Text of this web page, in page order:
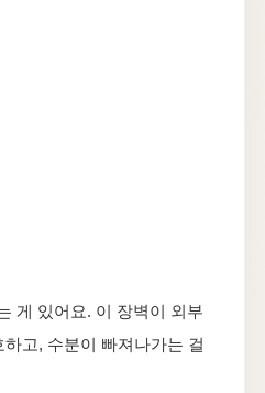
게 있어요. 이 장벽이 외부
고, 수분이 빠져나가는 걸